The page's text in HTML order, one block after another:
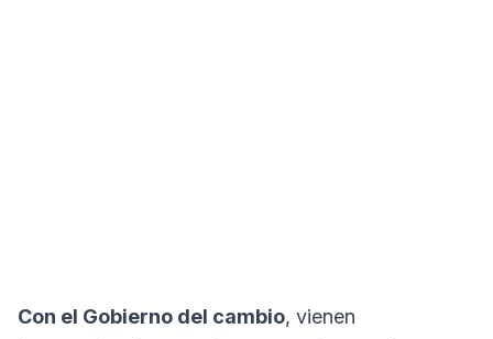
Con el Gobierno del cambio, vienen